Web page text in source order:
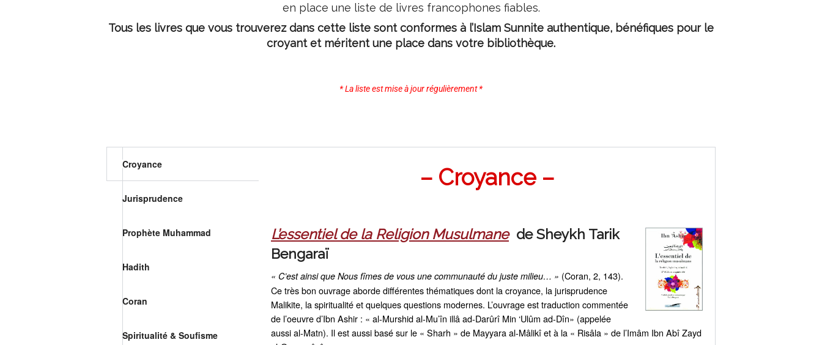
en place une liste de livres francophones fiables.
Tous les livres que vous trouverez dans cette liste sont conformes à l’Islam Sunnite authentique, bénéfiques pour le
croyant et méritent une place dans votre bibliothèque.
* La liste est mise à jour régulièrement *
Croyance
Jurisprudence
Prophète Muhammad
Hadith
Coran
Spiritualité & Soufisme
– Croyance –
L’essentiel de la Religion Musulmane de Sheykh Tarik
Bengaraï
« C’est ainsi que Nous fîmes de vous une communauté du juste milieu… » (Coran, 2, 143).
Ce très bon ouvrage aborde différentes thématiques dont la croyance, la jurisprudence
Malikite, la spiritualité et quelques questions modernes. L’ouvrage est traduction commentée
de l’oeuvre d’Ibn Ashir : « al-Murshid al-Mu’în illâ ad-Darûrî Min ‘Ulûm ad-Dîn» (appelée
aussi al-Matn). Il est aussi basé sur le « Sharh » de Mayyara al-Mâlikî et à la « Risâla » de l’Imâm Ibn Abî Zayd